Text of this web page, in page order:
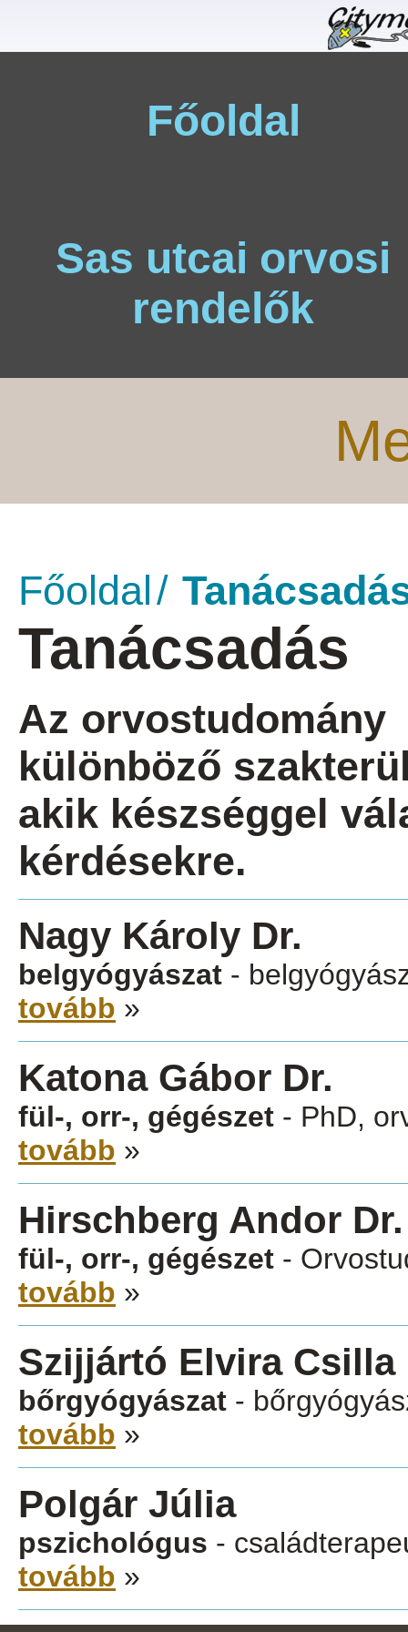
Főoldal
Sas utcai orvosi
rendelők
Főoldal
Tanácsadás
Az orvostudomány
különböző
akik készséggel
kérdésekre.
Nagy Károly Dr.
belgyógyászat -
tovább »
Katona Gábor Dr.
fül-, orr-, gégészet - PhD,
tovább »
Hirschberg Andor Dr.
fül-, orr-, gégészet -
tovább »
Szijjártó Elvira Csilla
bőrgyógyászat -
tovább »
Polgár Júlia
pszichológus -
tovább »